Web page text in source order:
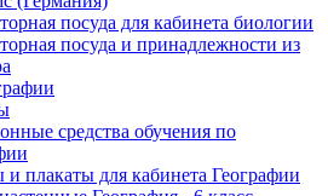
посуда для кабинета биологии
посуда и принадлежности из
средства обучения по
плакаты для кабинета Географии